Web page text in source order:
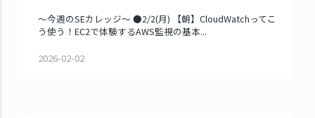
～今週のSEカレッジ～ ●2/2(月) 【朝】CloudWatchってこ
う使う！EC2で体験するAWS監視の基本...
2026-02-02